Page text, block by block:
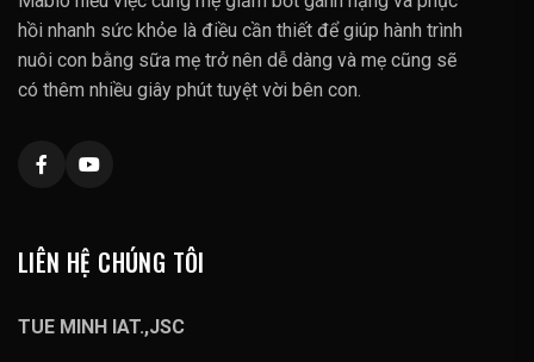
hồi nhanh sức khỏe là điều cần thiết để giúp hành trình
nuôi con bằng sữa mẹ trở nên dễ dàng và mẹ cũng sẽ
có thêm nhiều giây phút tuyệt vời bên con.
LIÊN HỆ CHÚNG TÔI
TUE MINH IAT.,JSC